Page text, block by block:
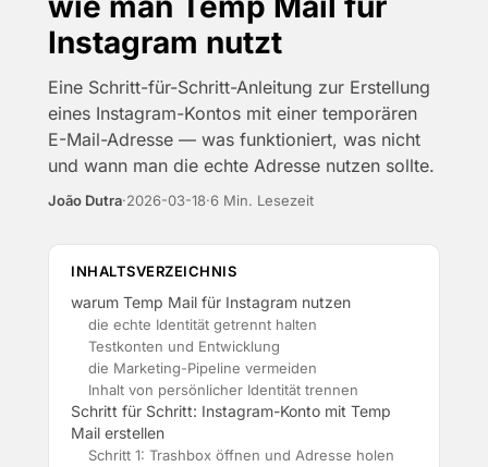
Instagram nutzt
Eine Schritt-für-Schritt-Anleitung zur Erstellung
eines Instagram-Kontos mit einer temporären
E-Mail-Adresse — was funktioniert, was nicht
und wann man die echte Adresse nutzen sollte.
João Dutra·2026-03-18·6 Min. Lesezeit
INHALTSVERZEICHNIS
warum Temp Mail für Instagram nutzen
die echte Identität getrennt halten
Testkonten und Entwicklung
die Marketing-Pipeline vermeiden
Inhalt von persönlicher Identität trennen
Schritt für Schritt: Instagram-Konto mit Temp
Mail erstellen
Schritt 1: Trashbox öffnen und Adresse holen